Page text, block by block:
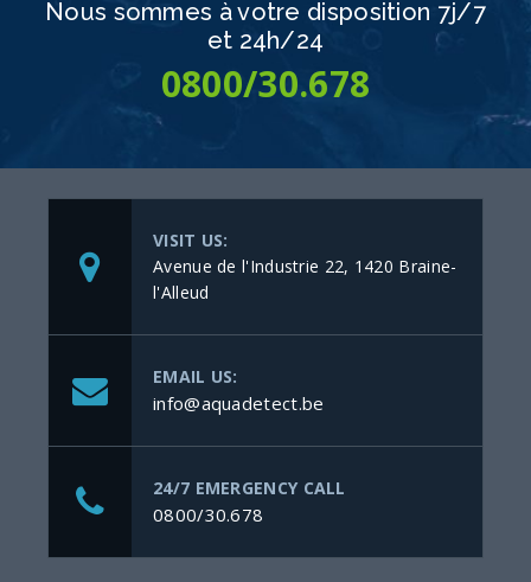
Nous sommes à votre disposition 7j/7
et 24h/24
0800/30.678
VISIT US:
Avenue de l'Industrie 22, 1420 Braine-
l'Alleud
EMAIL US:
info@aquadetect.be
24/7 EMERGENCY CALL
0800/30.678